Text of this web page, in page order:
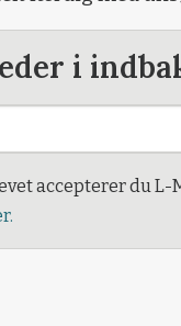
i
accepterer du L-